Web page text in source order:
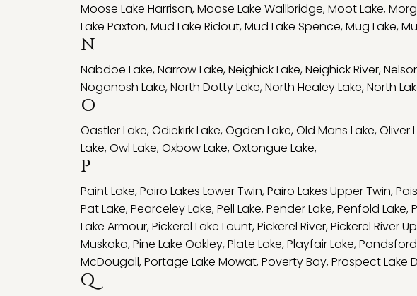
Moose Lake Harrison,Moose Lake Wallbridge,Moot Lake,
Lake Paxton,Mud Lake Ridout,Mud Lake Spence,Mug Lake,
N
Nabdoe Lake,Narrow Lake,Neighick Lake,Neighick River,
Noganosh Lake,North Dotty Lake,North Healey Lake,North
O
Oastler Lake,Odiekirk Lake,Ogden Lake,Old Mans Lake,Oliver
Lake,Owl Lake,Oxbow Lake,Oxtongue Lake,
P
Paint Lake,Pairo Lakes Lower Twin,Pairo Lakes Upper Twin,
Pat Lake,Pearceley Lake,Pell Lake,Pender Lake,Penfold Lake,
Lake Armour,Pickerel Lake Lount,Pickerel River,Pickerel River
Muskoka,Pine Lake Oakley,Plate Lake,Playfair Lake,
McDougall,Portage Lake Mowat,Poverty Bay,Prospect Lake
Q